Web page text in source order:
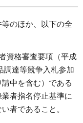
のほか、以下の全
資格審査要項（平成
調達等競争入札参加
中を含む）である
者指名停止基準に
者であること。